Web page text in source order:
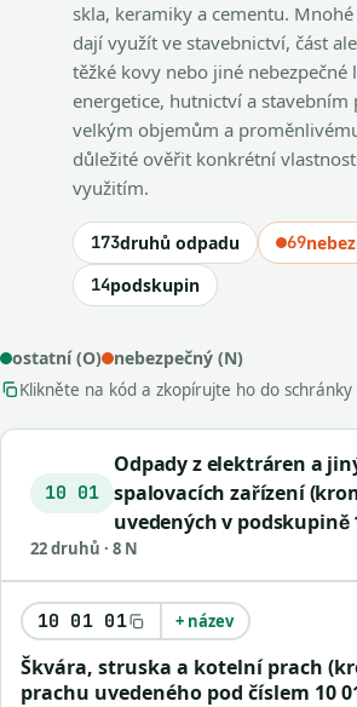
skla, keramiky a cementu.
dají využít ve stavebnictví, část
těžké kovy nebo jiné nebezpečné
energetice, hutnictví a
velkým objemům a
důležité ověřit konkrétní
využitím.
173druhů odpadu 69
14podskupin
ostatní (O) nebezpečný (N)
Klikněte na kód a zkopírujte ho do schránky
10 01
Odpady z elektráren a
spalovacích zařízení
uvedených v podskupině
22 druhů · 8 N
10 01 01 + název
Škvára, struska a kotelní prach (kromě kotelního
prachu uvedeného pod číslem 10